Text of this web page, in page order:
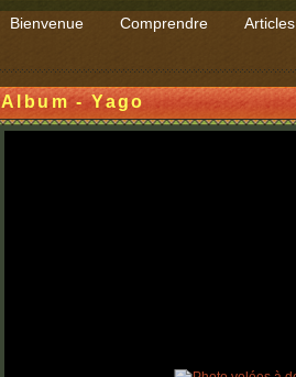
Bienvenue Comprendre Articles
Album - Yago